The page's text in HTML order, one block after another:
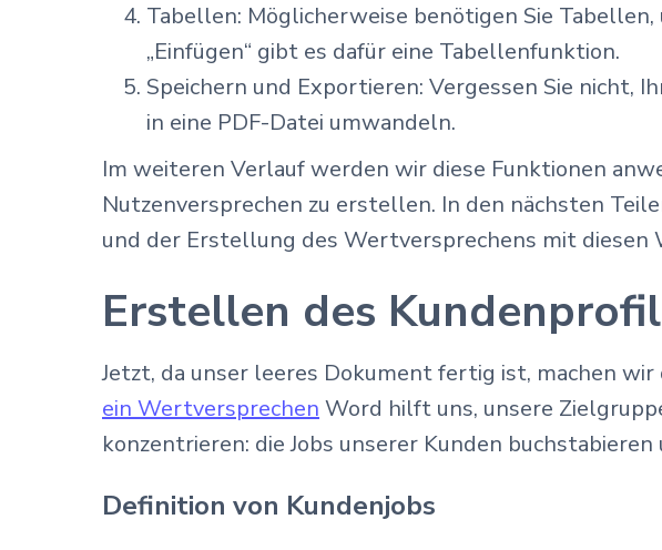
Tabellen: Möglicherweise benötigen Sie
„Einfügen“ gibt es dafür eine Tabellenfunktion.
Speichern und Exportieren: Vergessen Sie nicht,
in eine PDF-Datei umwandeln.
Im weiteren Verlauf werden wir diese Funktionen
Nutzenversprechen zu erstellen. In den nächsten
und der Erstellung des Wertversprechens mit diesen
Erstellen des
Jetzt, da unser leeres Dokument fertig ist, machen wir
ein Wertversprechen Word hilft uns, unsere
konzentrieren: die Jobs unserer Kunden
Definition von Kundenjobs